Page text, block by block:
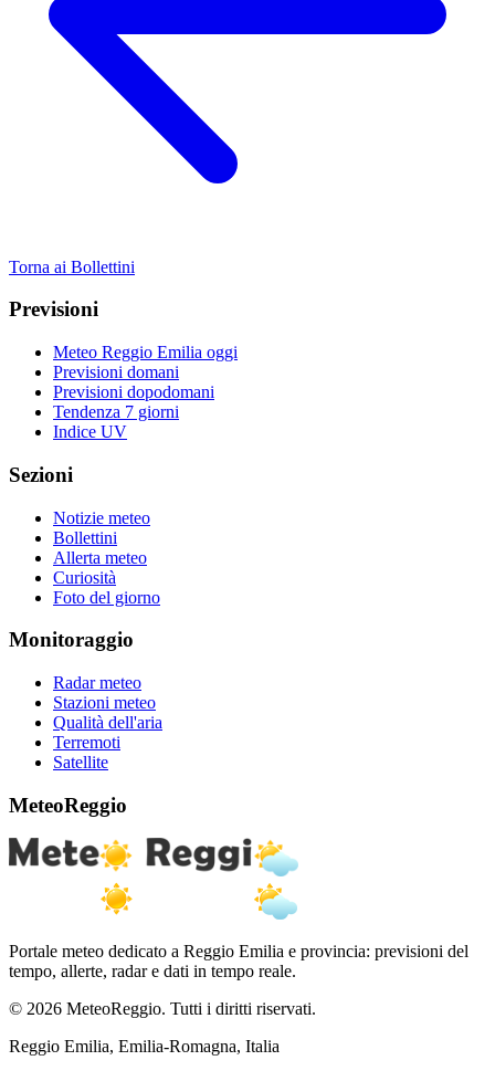
Torna ai Bollettini
Previsioni
Meteo Reggio Emilia oggi
Previsioni domani
Previsioni dopodomani
Tendenza 7 giorni
Indice UV
Sezioni
Notizie meteo
Bollettini
Allerta meteo
Curiosità
Foto del giorno
Monitoraggio
Radar meteo
Stazioni meteo
Qualità dell'aria
Terremoti
Satellite
MeteoReggio
Portale meteo dedicato a Reggio Emilia e provincia: previsioni del
tempo, allerte, radar e dati in tempo reale.
© 2026 MeteoReggio. Tutti i diritti riservati.
Reggio Emilia, Emilia-Romagna, Italia